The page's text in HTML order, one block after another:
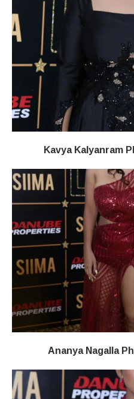
Kavya Kalyanram
Ananya Nagalla